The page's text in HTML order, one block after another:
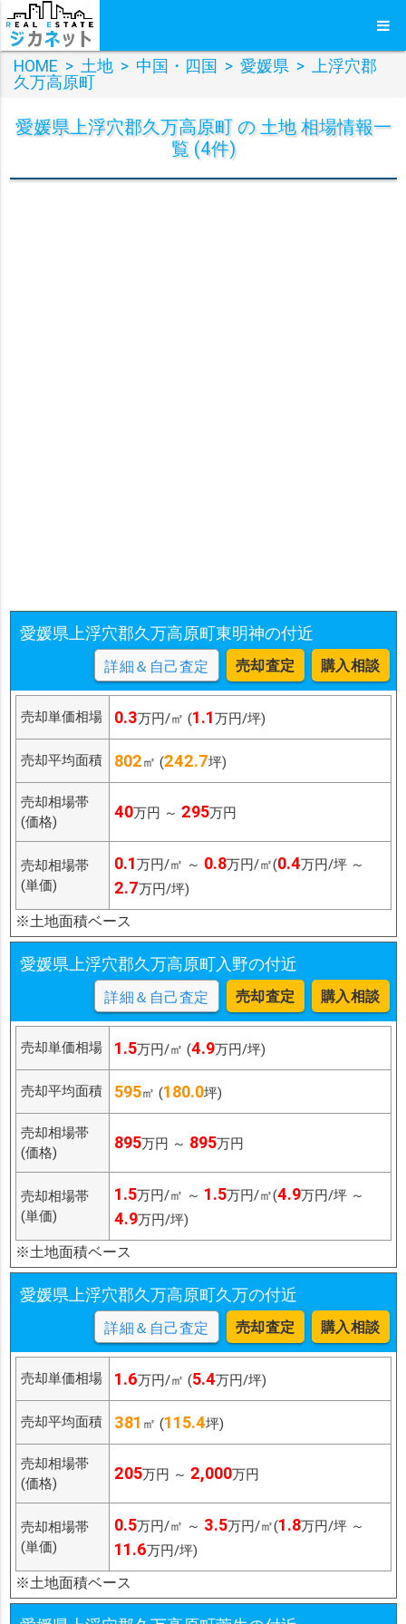
HOME > 土地 > 中国・四国 > 愛媛県 > 上浮穴郡
久万高原町
愛媛県上浮穴郡久万高原町 の 土地 相場情報一
覧 (4件)
愛媛県上浮穴郡久万高原町東明神の付近
詳細＆自己査定 売却査定 購入相談
売却単価相場 0.3万円/㎡ (1.1万円/坪)
売却平均面積 802㎡ (242.7坪)
売却相場帯
(価格)
40万円 ～ 295万円
売却相場帯
(単価)
0.1万円/㎡ ～ 0.8万円/㎡(0.4万円/坪 ～
2.7万円/坪)
※土地面積ベース
愛媛県上浮穴郡久万高原町入野の付近
詳細＆自己査定 売却査定 購入相談
売却単価相場 1.5万円/㎡ (4.9万円/坪)
売却平均面積 595㎡ (180.0坪)
売却相場帯
(価格)
895万円 ～ 895万円
売却相場帯
(単価)
1.5万円/㎡ ～ 1.5万円/㎡(4.9万円/坪 ～
4.9万円/坪)
※土地面積ベース
愛媛県上浮穴郡久万高原町久万の付近
詳細＆自己査定 売却査定 購入相談
売却単価相場 1.6万円/㎡ (5.4万円/坪)
売却平均面積 381 ㎡ (115.4坪)
売却相場帯
(価格)
205万円 ～ 2,000万円
売却相場帯
(単価)
0.5万円/㎡ ～ 3.5万円/㎡(1.8万円/坪 ～
11.6万円/坪)
※土地面積ベース